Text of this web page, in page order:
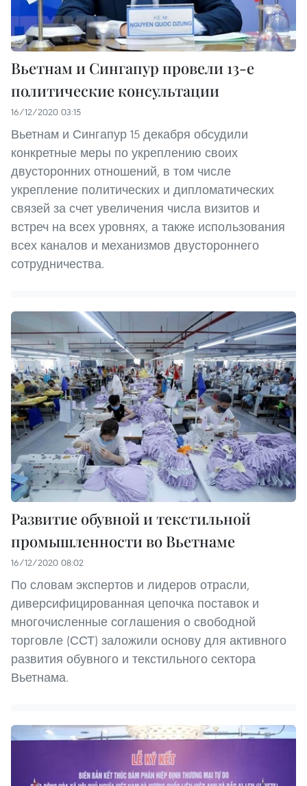
Вьетнам и Сингапур провели 13-е
политические консультации
16/12/2020 03:15
Вьетнам и Сингапур 15 декабря обсудили
конкретные меры по укреплению своих
двусторонних отношений, в том числе
укрепление политических и дипломатических
связей за счет увеличения числа визитов и
встреч на всех уровнях, а также использования
всех каналов и механизмов двустороннего
сотрудничества.
Развитие обувной и текстильной
промышленности во Вьетнаме
16/12/2020 08:02
По словам экспертов и лидеров отрасли,
диверсифицированная цепочка поставок и
многочисленные соглашения о свободной
торговле (ССТ) заложили основу для активного
развития обувного и текстильного сектора
Вьетнама.